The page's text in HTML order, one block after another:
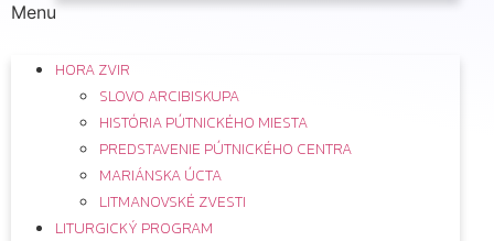
Menu
HORA ZVIR
SLOVO ARCIBISKUPA
HISTÓRIA PÚTNICKÉHO MIESTA
PREDSTAVENIE PÚTNICKÉHO CENTRA
MARIÁNSKA ÚCTA
LITMANOVSKÉ ZVESTI
LITURGICKÝ PROGRAM